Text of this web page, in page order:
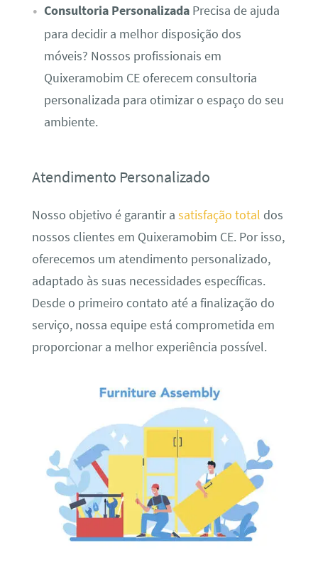
Consultoria PersonalizadaPrecisa de ajuda
para decidir a melhor disposição dos
móveis? Nossos profissionais em
Quixeramobim CE oferecem consultoria
personalizada para otimizar o espaço do seu
ambiente.
Atendimento Personalizado
Nosso objetivo é garantir a satisfação total dos
nossos clientes em Quixeramobim CE. Por isso,
oferecemos um atendimento personalizado,
adaptado às suas necessidades específicas.
Desde o primeiro contato até a finalização do
serviço, nossa equipe está comprometida em
proporcionar a melhor experiência possível.